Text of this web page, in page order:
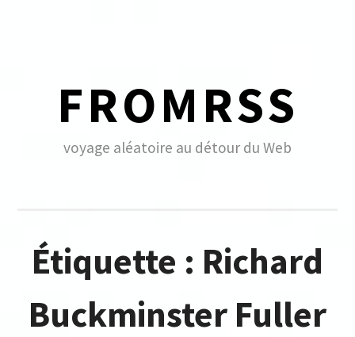
FROMRSS
voyage aléatoire au détour du Web
Étiquette : Richard
Buckminster Fuller